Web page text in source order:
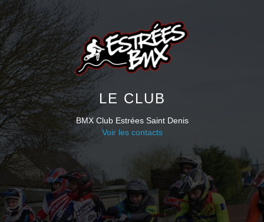
LE CLUB
BMX Club Estrées Saint Denis
Voir les contacts